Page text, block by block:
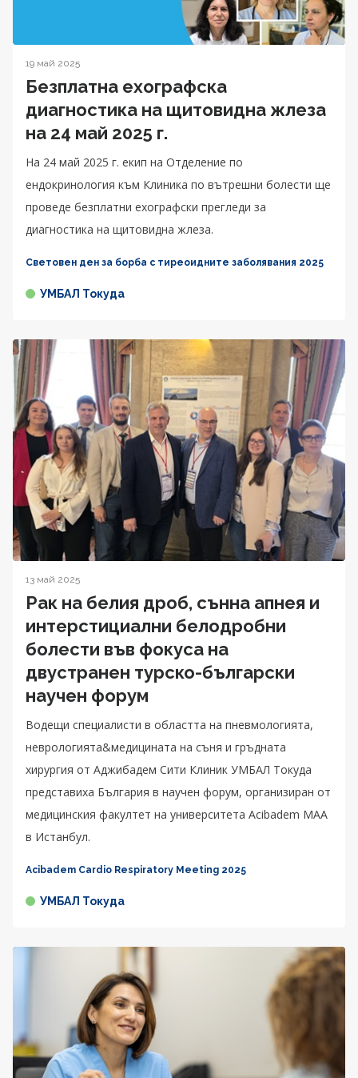
19 май 2025
Безплатна ехографска
диагностика на щитовидна жлеза
на 24 май 2025 г.
На 24 май 2025 г. екип на Отделение по
ендокринология към Клиника по вътрешни болести ще
проведе безплатни ехографски прегледи за
диагностика на щитовидна жлеза.
Световен ден за борба с тиреоидните заболявания 2025
УМБАЛ Токуда
13 май 2025
Рак на белия дроб, сънна апнея и
интерстициални белодробни
болести във фокуса на
двустранен турско-български
научен форум
Водещи специалисти в областта на пневмологията,
неврологията&медицината на съня и гръдната
хирургия от Аджибадем Сити Клиник УМБАЛ Токуда
представиха България в научен форум, организиран от
медицинския факултет на университета Acibadem MAA
в Истанбул.
Acibadem Cardio Respiratory Meeting 2025
УМБАЛ Токуда